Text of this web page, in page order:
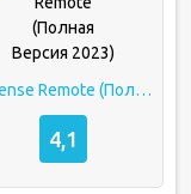
Lovense Remote (Полная Версия 2023)
4,1